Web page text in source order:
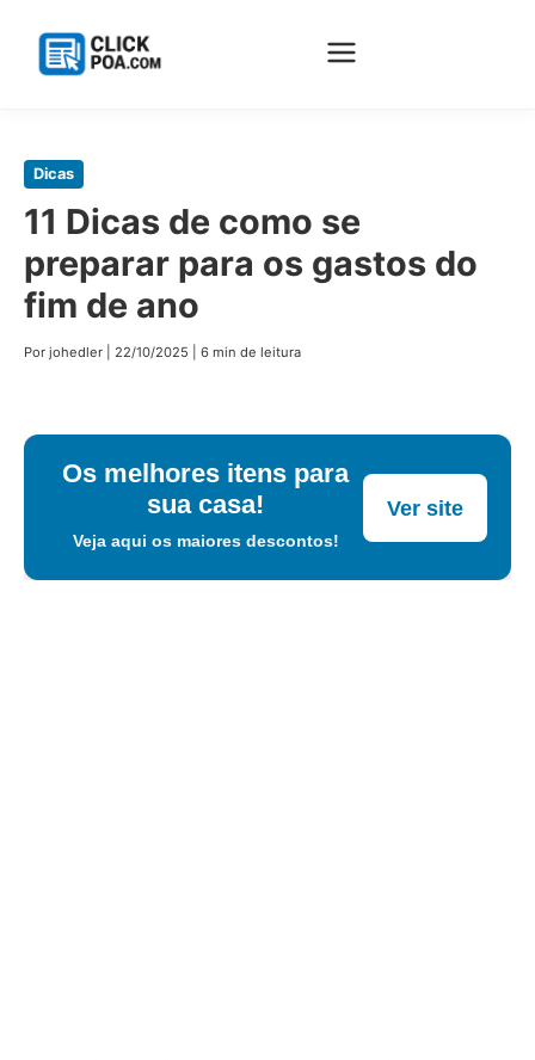
Pular
conteúdo
principal
Dicas
11 Dicas de como se
preparar para os gastos do
fim de ano
Por johedler 22/10/2025 6 min de leitura
Os melhores itens para
sua casa!
Veja aqui os maiores descontos!
Ver site